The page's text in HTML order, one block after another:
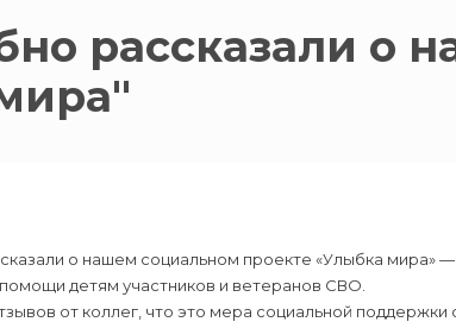
рассказали о
о нашем социальном проекте «Улыбка мира»
детям участников и ветеранов СВО.
от коллег, что это мера социальной поддержки